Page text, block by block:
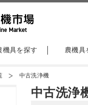
機具を探す 農機具
中古洗浄機
中古洗浄